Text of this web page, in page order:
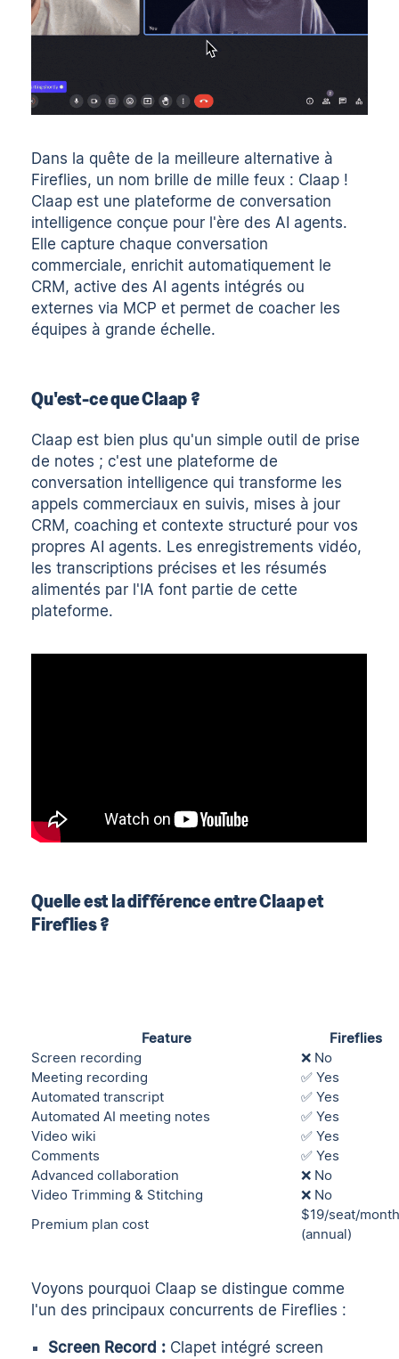
Dans la quête de la meilleure alternative à
Fireflies, un nom brille de mille feux : Claap !
Claap est une plateforme de conversation
intelligence conçue pour l'ère des AI agents.
Elle capture chaque conversation
commerciale, enrichit automatiquement le
CRM, active des AI agents intégrés ou
externes via MCP et permet de coacher les
équipes à grande échelle.
Qu'est-ce que Claap ?
Claap est bien plus qu'un simple outil de prise
de notes ; c'est une plateforme de
conversation intelligence qui transforme les
appels commerciaux en suivis, mises à jour
CRM, coaching et contexte structuré pour vos
propres AI agents. Les enregistrements vidéo,
lestranscriptions précises et les résumés
alimentés par l'IA font partie de cette
plateforme.
Quelle est la différence entre Claap et
Fireflies ?
Feature
Fireflies
Screen recording
❌ No
Meeting recording
✅ Yes
Automated transcript
✅ Yes
Automated AI meeting notes
✅ Yes
Video wiki
✅ Yes
Comments
✅ Yes
Advanced collaboration
❌ No
Video Trimming & Stitching
❌ No
Premium plan cost
$19/seat/
(annual)
Voyons pourquoi Claap se distingue comme
l'un des principaux concurrents de Fireflies :
Screen Record : Clapet intégré screen